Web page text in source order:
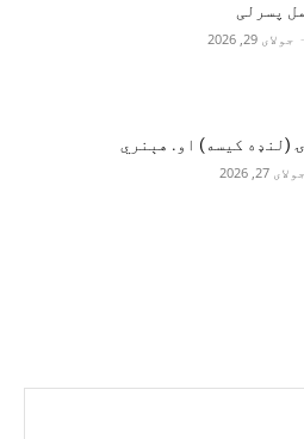
پسرلی
- جولای 29, 2026
(لنډه کیسه) او. هېنري
جولای 27, 2026